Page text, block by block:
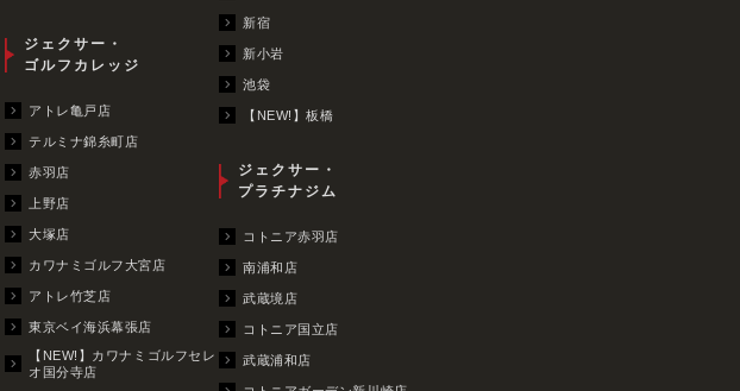
ジェクサー・
ゴルフカレッジ
アトレ亀戸店
テルミナ錦糸町店
赤羽店
上野店
大塚店
カワナミゴルフ大宮店
アトレ竹芝店
東京ベイ海浜幕張店
【NEW!】カワナミゴルフセレ
オ国分寺店
新宿
新小岩
池袋
【NEW!】板橋
ジェクサー・
プラチナジム
コトニア赤羽店
南浦和店
武蔵境店
コトニア国立店
武蔵浦和店